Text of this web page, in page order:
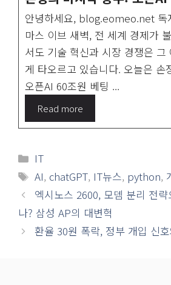
안녕하세요, blog.eomeo.net 독
마스 이브 새벽, 전 세계 경제가
서도 기술 혁신과 시장 경쟁은 그
게 타오르고 있습니다. 오늘은 손
오픈AI 60조원 베팅 ...
Read more
카
테
리
IT
태
그
AI, chatGPT, IT뉴스, python,
엑시노스 2600, 모뎀 분리 전
나? 삼성 AP의 대변혁
환율 30원 폭락, 정부 개입 신